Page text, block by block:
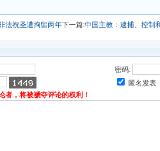
法祝圣遭拘留两年下一篇:中国主教：逮捕、控制
密码:
匿名发表
者，将被褫夺评论的权利！